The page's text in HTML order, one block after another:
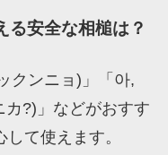
る安全な相槌は？
クンニョ)」「아,
カ?)」などがおすす
て使えます。